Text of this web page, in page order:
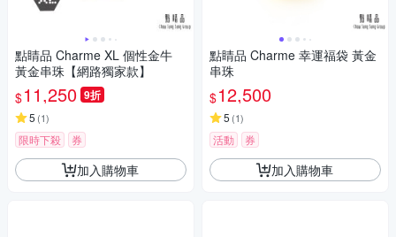
點睛品 Charme XL 個性金牛
黃金串珠【網路獨家款】
$11,250 9折
5 (1)
限時下殺 券
加入購物車
點睛品 Charme 幸運福袋 黃金
串珠
$12,500
5 (1)
活動 券
加入購物車